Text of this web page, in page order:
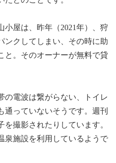
小屋は、昨年（2021年）、狩
ンクしてしまい、その時に助
と。そのオーナーが無料で貸
の電波は繋がらない、トイレ
通っていないそうです。週刊
撮影されたりしています。
泉施設を利用しているようで